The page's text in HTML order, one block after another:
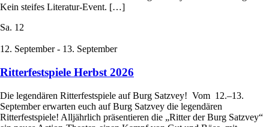
Kein steifes Literatur-Event. […]
Sa. 12
12. September- 13. September
Ritterfestspiele Herbst 2026
Die legendären Ritterfestspiele auf Burg Satzvey! Vom 12.–13.
September erwarten euch auf Burg Satzvey die legendären
Ritterfestspiele! Alljährlich präsentieren die „Ritter der Burg Satzvey“